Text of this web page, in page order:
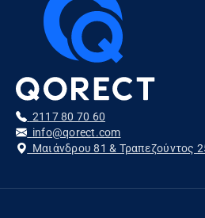
2117 80 70 60
info@qorect.com
Μαιάνδρου 81 & Τραπεζούντος